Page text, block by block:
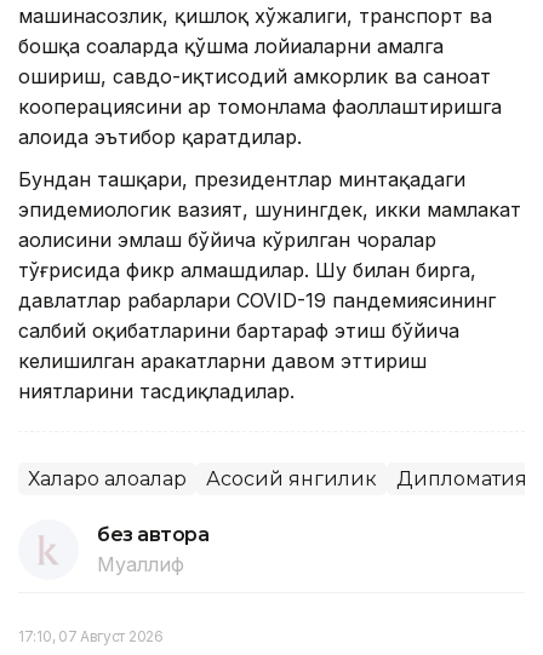
машинасозлик, қишлоқ хўжалиги, транспорт ва
бошқа соҳаларда қўшма лойиҳаларни амалга
ошириш, савдо-иқтисодий ҳамкорлик ва саноат
кооперациясини ҳар томонлама фаоллаштиришга
алоҳида эътибор қаратдилар.
Бундан ташқари, президентлар минтақадаги
эпидемиологик вазият, шунингдек, икки мамлакат
аҳолисини эмлаш бўйича кўрилган чоралар
тўғрисида фикр алмашдилар. Шу билан бирга,
давлатлар раҳбарлари COVID-19 пандемиясининг
салбий оқибатларини бартараф этиш бўйича
келишилган ҳаракатларни давом эттириш
ниятларини тасдиқладилар.
Халқаро алоқалар Асосий янгилик Дипломатия
без автора
Муаллиф
17:10, 07 Август 2026